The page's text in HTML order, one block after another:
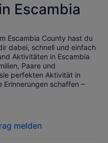
Escambia
Escambia County hast du
dabei, schnell und einfach
Aktivitäten in Escambia
Paare und
perfekten Aktivität in
Erinnerungen schaffen –
melden